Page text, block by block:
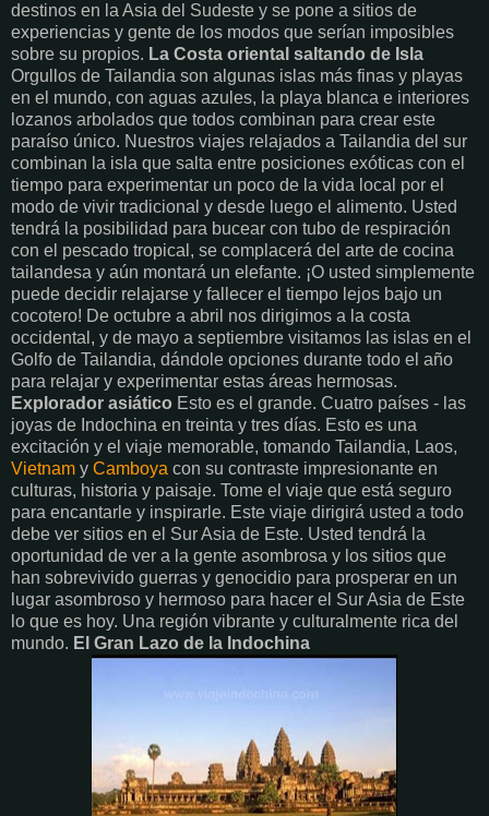
destinos en la Asia del Sudeste y se pone a sitios de
experiencias y gente de los modos que serían imposibles
sobre su propios. La Costa oriental saltando de Isla
Orgullos de Tailandia son algunas islas más finas y playas
en el mundo, con aguas azules, la playa blanca e interiores
lozanos arbolados que todos combinan para crear este
paraíso único. Nuestros viajes relajados a Tailandia del sur
combinan la isla que salta entre posiciones exóticas con el
tiempo para experimentar un poco de la vida local por el
modo de vivir tradicional y desde luego el alimento. Usted
tendrá la posibilidad para bucear con tubo de respiración
con el pescado tropical, se complacerá del arte de cocina
tailandesa y aún montará un elefante. ¡O usted simplemente
puede decidir relajarse y fallecer el tiempo lejos bajo un
cocotero! De octubre a abril nos dirigimos a la costa
occidental, y de mayo a septiembre visitamos las islas en el
Golfo de Tailandia, dándole opciones durante todo el año
para relajar y experimentar estas áreas hermosas.
Explorador asiático Esto es el grande. Cuatro países - las
joyas de Indochina en treinta y tres días. Esto es una
excitación y el viaje memorable, tomando Tailandia, Laos,
Vietnam y Camboya con su contraste impresionante en
culturas, historia y paisaje. Tome el viaje que está seguro
para encantarle y inspirarle. Este viaje dirigirá usted a todo
debe ver sitios en el Sur Asia de Este. Usted tendrá la
oportunidad de ver a la gente asombrosa y los sitios que
han sobrevivido guerras y genocidio para prosperar en un
lugar asombroso y hermoso para hacer el Sur Asia de Este
lo que es hoy. Una región vibrante y culturalmente rica del
mundo. El Gran Lazo de la Indochina